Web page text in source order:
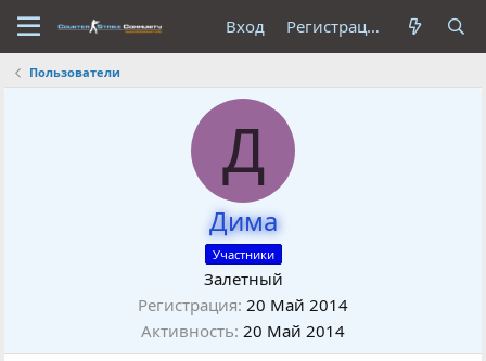
Вход Регистрация
Пользователи
Д
Дима
Участники
Залетный
Регистрация 20 Май 2014
Активность 20 Май 2014